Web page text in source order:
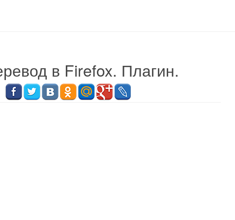
в Firefox. Плагин.